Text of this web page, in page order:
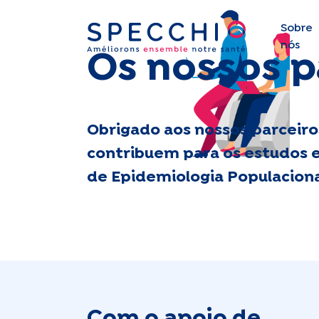
Sobre
nós
Os nossos
Obrigado aos nossos
contribuem para os estudos
de Epidemiologia